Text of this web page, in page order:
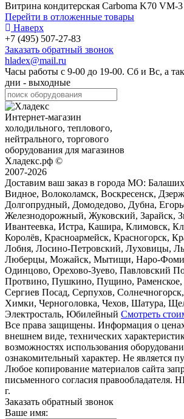
Витрина кондитерская Carboma K70
Перейти в отложенные товары
Наверх
+7 (495) 507-27-83
Заказать обратный звонок
hladex@mail.ru
Часы работы с 9-00 до 19-00. Сб и Вс, а
дни - выходные
Интернет-магазин
холодильного, теплового,
нейтрального, торгового
оборудования для магазинов
Хладекс.рф ©
2007-2026
Доставим ваш заказ в города МО:
Видное, Волоколамск, Воскресенск,
Долгопрудный, Домодедово, Дубна,
Железнодорожный, Жуковский, Зарайск,
Ивантеевка, Истра, Кашира, Климовск,
Королёв, Красноармейск, Красногорск,
Лобня, Лосино-Петровский, Луховицы,
Люберцы, Можайск, Мытищи, Наро-
Одинцово, Орехово-Зуево, Павловский
Протвино, Пушкино, Пущино, Раменское,
Сергиев Посад, Серпухов,
Химки, Черноголовка, Чехов, Шатура,
Электросталь, Юбилейный Смотреть
Все права защищены. Информация о
внешнем виде, технических
возможностях использования
ознакомительный характер. Не является
Любое копирование материалов сайта
письменного согласия правообладателя.
г.
Заказать обратный звонок
Ваше имя: